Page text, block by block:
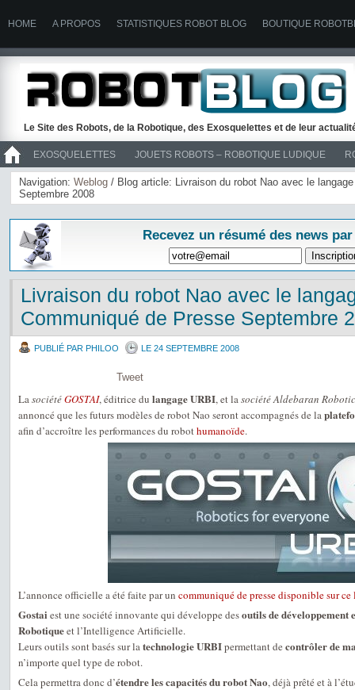
HOME A PROPOS STATISTIQUES ROBOT BLOG BOUTIQUE
Le Site des Robots, de la Robotique, des Exosquelettes et de leur
EXOSQUELETTES JOUETS ROBOTS – ROBOTIQUE LUDIQUE
>> ROBOTS
Navigation: Weblog / Blog article: Livraison du robot Nao avec le
Septembre 2008
Recevez un résumé des news
Livraison du robot Nao avec le
Communiqué de Presse Septembre
PUBLIÉ PAR PHILOO LE 24 SEPTEMBRE 2008
Tweet
LasociétéGOSTAI, éditrice du langage URBI, et lasociété Aldebaran
annoncé que les futurs modèles de robot Nao seront accompagnés de la
afin d’accroître les performances du robothumanoïde.
L’annonce officielle a été faite par un communiqué de presse disponible sur ce
Gostai est une société innovante qui développe desoutils de développement
Robotiqueet l’Intelligence Artificielle.
Leurs outils sont basés sur latechnologie URBIpermettant de contrôler de
n’importe quel type de robot.
Cela permettra donc d’étendre les capacités du robot Nao, déjà prêté et à